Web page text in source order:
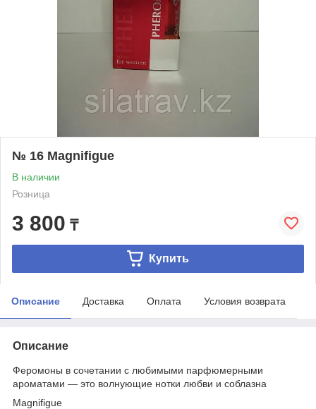
№ 16 Magnifigue
В наличии
Розница
3 800 ₸
Купить
Описание Доставка Оплата Условия возврата
Описание
Феромоны в сочетании с любимыми парфюмерными
ароматами — это волнующие нотки любви и соблазна
Magnifigue